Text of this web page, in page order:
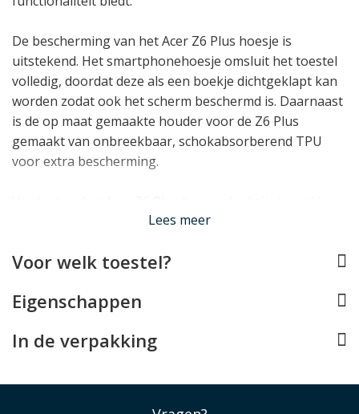
De bescherming van het Acer Z6 Plus hoesje is
uitstekend. Het smartphonehoesje omsluit het toestel
volledig, doordat deze als een boekje dichtgeklapt kan
worden zodat ook het scherm beschermd is. Daarnaast
is de op maat gemaakte houder voor de Z6 Plus
gemaakt van onbreekbaar, schokabsorberend TPU
voor extra bescherming.
meerdere pasjes en briefgeld herbergen. Zo kunt u uw
nemen! Tot slot kan het telefoonhoesje als standaardje
van uw favoriete serie.
Lees meer
Voor welk toestel?
Eigenschappen
In de verpakking